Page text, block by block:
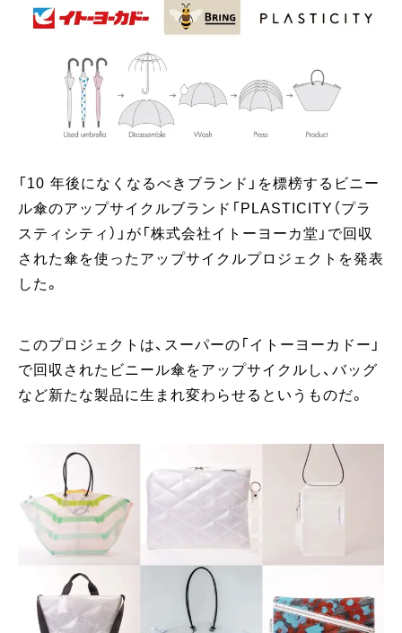
「10 年後になくなるべきブランド」を標榜するビニー
ル傘のアップサイクルブランド「PLASTICITY（プラ
スティシティ）」が「株式会社イトーヨーカ堂」で回収
された傘を使ったアップサイクルプロジェクトを発表
した。
このプロジェクトは、スーパーの「イトーヨーカドー」
で回収されたビニール傘をアップサイクルし、バッグ
など新たな製品に生まれ変わらせるというものだ。